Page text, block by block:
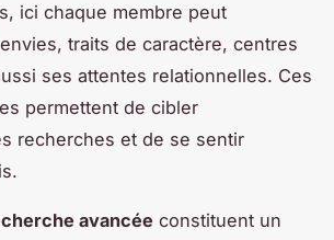
ici chaque membre peut
traits de caractère, centres
ses attentes relationnelles. Ces
permettent de cibler
recherches et de se sentir
avancée constituent un